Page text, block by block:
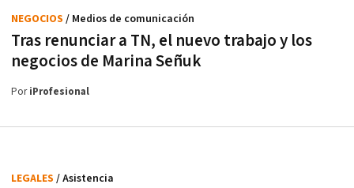
Tras renunciar a TN, el nuevo trabajo y los
negocios de Marina Señuk
NEGOCIOS / Medios de comunicación
PoriProfesional
LEGALES / Asistencia